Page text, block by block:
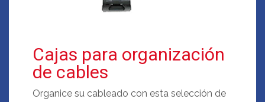
Cajas para organización
de cables
Organice su cableado con esta selección de